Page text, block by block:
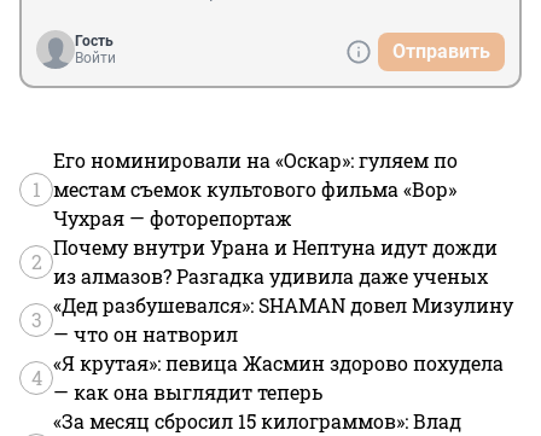
Гость
Войти
Отправить
1
Его номинировали на «Оскар»: гуляем по
местам съемок культового фильма «Вор»
Чухрая — фоторепортаж
2
Почему внутри Урана и Нептуна идут дожди
из алмазов? Разгадка удивила даже ученых
3
«Дед разбушевался»: SHAMAN довел Мизулину
— что он натворил
4
«Я крутая»: певица Жасмин здорово похудела
— как она выглядит теперь
«За месяц сбросил 15 килограммов»: Влад